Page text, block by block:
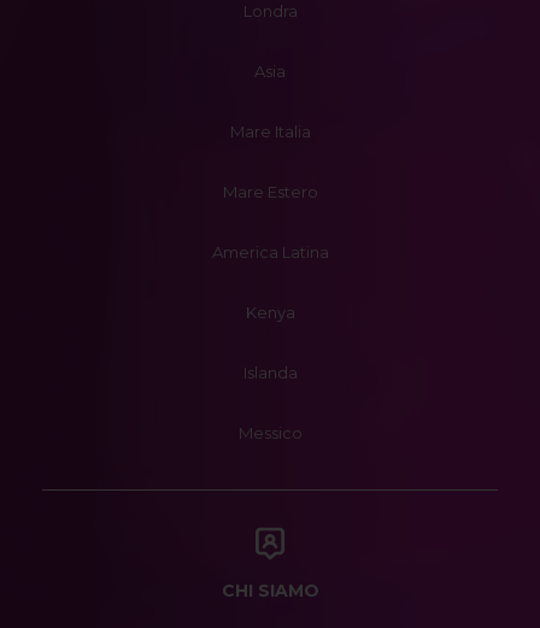
Londra
Asia
Mare Italia
Mare Estero
America Latina
Kenya
Islanda
Messico
CHI SIAMO